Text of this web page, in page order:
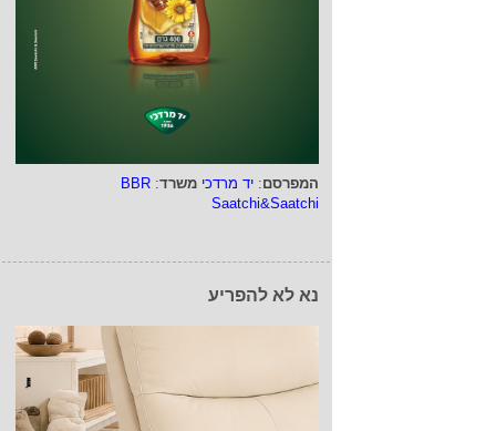
המפרסם: יד מרדכי משרד:
BBR
Saatchi&Saatchi
נא לא להפריע